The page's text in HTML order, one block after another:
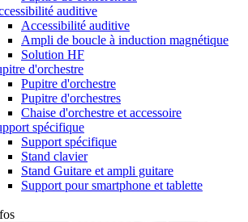
auditive
Accessibilité auditive
Ampli de boucle à induction magnétique
Solution HF
d'orchestre
Pupitre d'orchestre
Pupitre d'orchestres
Chaise d'orchestre et accessoire
spécifique
Support spécifique
Stand clavier
Stand Guitare et ampli guitare
Support pour smartphone et tablette